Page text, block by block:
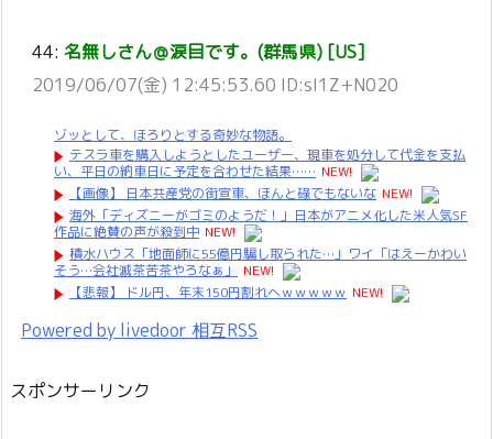
44: 名無しさん＠涙目です。(群馬県) [US]
2019/06/07(金) 12:45:53.60 ID:sI1Z+N020
ゾッとして、ほろりとする奇妙な物語。
テスラ車を購入しようとしたユーザー、現車を処分して代金を支払
い、平日の納車日に予定を合わせた結果…… NEW!
【画像】 日本共産党の街宣車、ほんと碌でもないな NEW!
海外「ディズニーがゴミのようだ！」日本がアニメ化した米人気SF
作品に絶賛の声が殺到中 NEW!
積水ハウス「地面師に55億円騙し取られた…」ワイ「はえーかわい
そう…会社滅茶苦茶やろなぁ」
NEW!
【悲報】 ドル円、年末150円割れへｗｗｗｗｗ NEW!
Powered by livedoor 相互RSS
スポンサーリンク